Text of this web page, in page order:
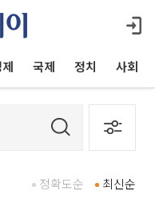
국제 정치 사회
최신순
정확도순